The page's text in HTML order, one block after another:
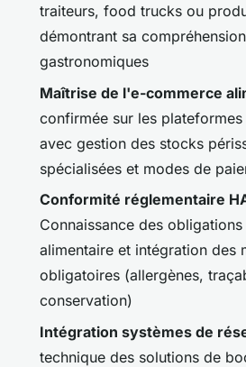
traiteurs, food trucks ou
démontrant sa
gastronomiques
Maîtrise de l'e-commerce
confirmée sur les
avec gestion des stocks
spécialisées et modes de
Conformité réglementaire
Connaissance des
alimentaire et intégration des
obligatoires (allergènes,
conservation)
Intégration systèmes de
technique des solutions de